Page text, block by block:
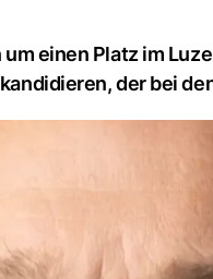
einen Platz im
der bei